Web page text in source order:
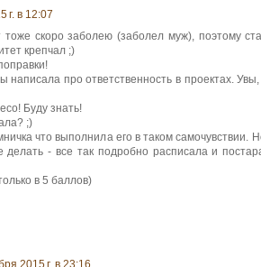
г. в 12:07
тоже скоро заболею (заболел муж), поэтому
крепчал ;)
написала про ответственность в проектах.
Буду знать!
;)
что выполнила его в таком самочувствии.
- все так подробно расписала и
в 5 баллов)
2015 г. в 23:16